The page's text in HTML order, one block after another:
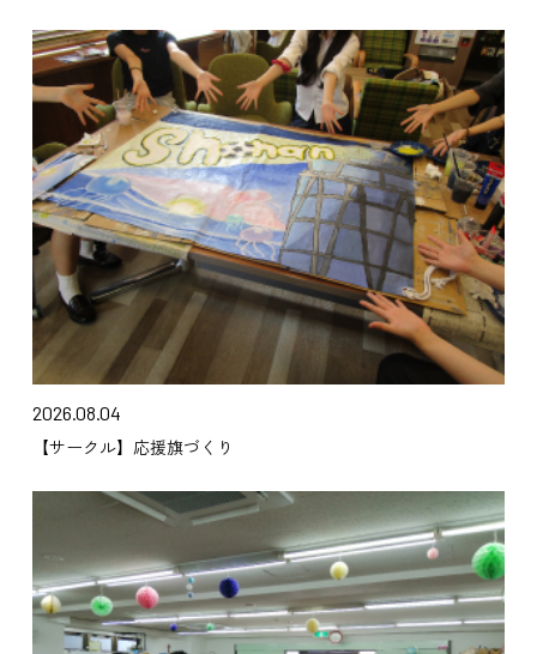
2026.08.04
【サークル】応援旗づくり